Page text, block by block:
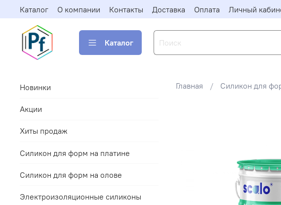
Каталог О компании Контакты Доставка Оплата Личный
Каталог
Главная Силикон для
Новинки
Акции
Хиты продаж
Силикон для форм на платине
Силикон для форм на олове
Электроизоляционные силиконы